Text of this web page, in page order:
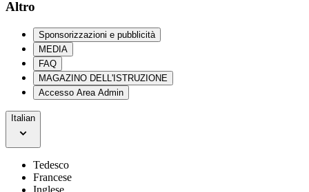
Altro
Sponsorizzazioni e pubblicità
MEDIA
FAQ
MAGAZINO DELL'ISTRUZIONE
Accesso Area Admin
Italian
Tedesco
Francese
Inglese